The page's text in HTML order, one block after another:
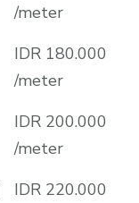
/meter
IDR 180.000
/meter
IDR 200.000
/meter
IDR 220.000